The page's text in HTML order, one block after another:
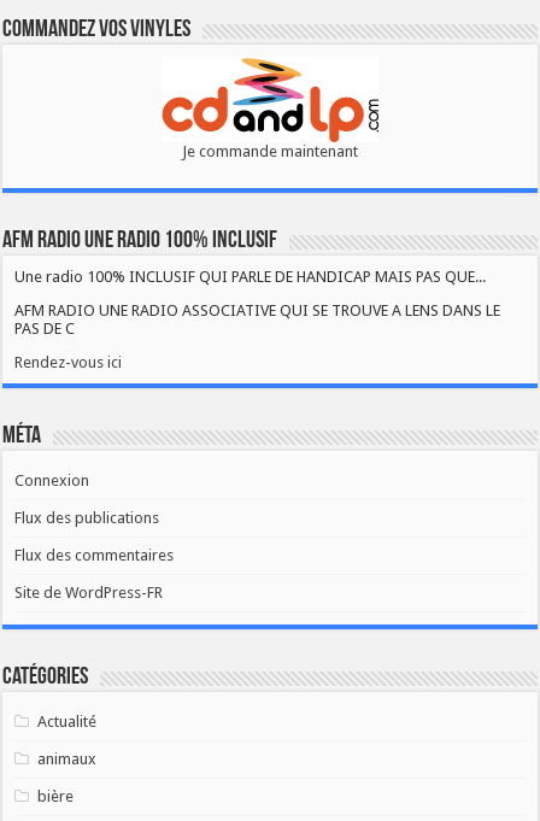
Commandez vos vinyles
Je commande maintenant
AFM RADIO UNE RADIO 100% INCLUSIF
Une radio 100% INCLUSIF QUI PARLE DE HANDICAP MAIS PAS QUE...
AFM RADIO UNE RADIO ASSOCIATIVE QUI SE TROUVE A LENS DANS LE
PAS DE C
Rendez-vous ici
Méta
Connexion
Flux des publications
Flux des commentaires
Site de WordPress-FR
Catégories
Actualité
animaux
bière